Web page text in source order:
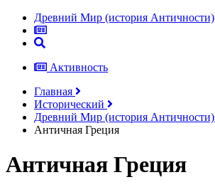
Древний Мир (история Античности)
Активность
Главная
Исторический
Древний Мир (история Античности)
Античная Греция
Античная Греция